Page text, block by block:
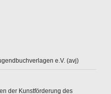
e.V. (avj)
der Kunstförderung des